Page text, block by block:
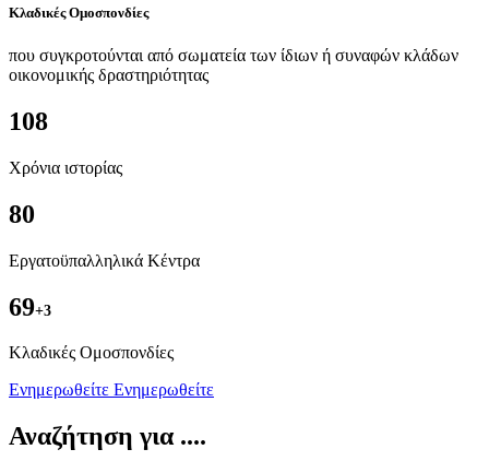
Κλαδικές Ομοσπονδίες
που συγκροτούνται από σωματεία των ίδιων ή συναφών κλάδων
οικονομικής δραστηριότητας
108
Χρόνια ιστορίας
80
Εργατοϋπαλληλικά Κέντρα
69+3
Kλαδικές Ομοσπονδίες
Ενημερωθείτε Ενημερωθείτε
Αναζήτηση για ....